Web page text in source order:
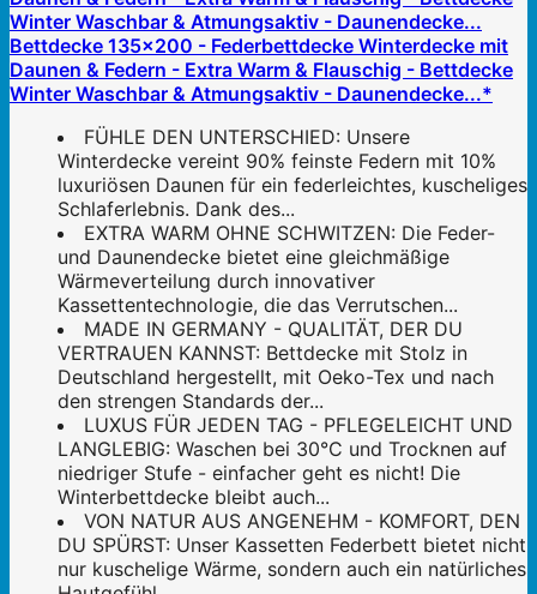
Bettdecke 135x200 - Federbettdecke Winterdecke mit
Daunen & Federn - Extra Warm & Flauschig - Bettdecke
Winter Waschbar & Atmungsaktiv - Daunendecke...*
FÜHLE DEN UNTERSCHIED: Unsere
Winterdecke vereint 90% feinste Federn mit 10%
luxuriösen Daunen für ein federleichtes, kuscheliges
Schlaferlebnis. Dank des...
EXTRA WARM OHNE SCHWITZEN: Die Feder-
und Daunendecke bietet eine gleichmäßige
Wärmeverteilung durch innovativer
Kassettentechnologie, die das Verrutschen...
MADE IN GERMANY - QUALITÄT, DER DU
VERTRAUEN KANNST: Bettdecke mit Stolz in
Deutschland hergestellt, mit Oeko-Tex und nach
den strengen Standards der...
LUXUS FÜR JEDEN TAG - PFLEGELEICHT UND
LANGLEBIG: Waschen bei 30°C und Trocknen auf
niedriger Stufe - einfacher geht es nicht! Die
Winterbettdecke bleibt auch...
VON NATUR AUS ANGENEHM - KOMFORT, DEN
DU SPÜRST: Unser Kassetten Federbett bietet nicht
nur kuschelige Wärme, sondern auch ein natürliches